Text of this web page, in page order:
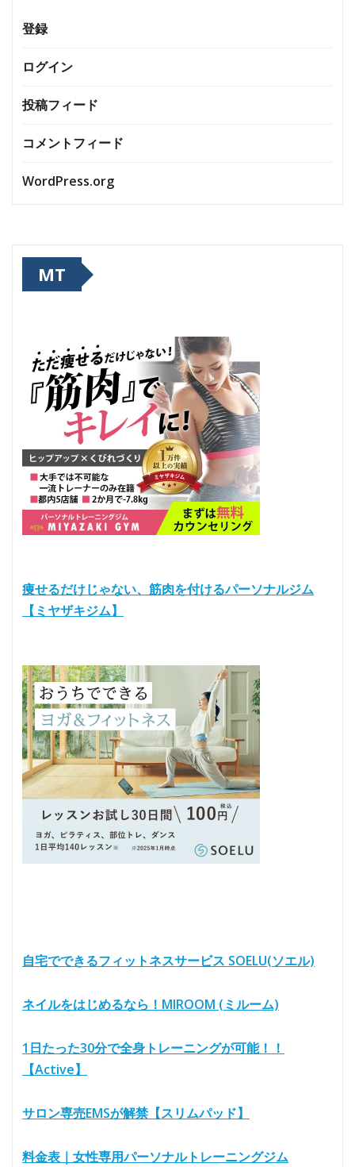
登録
ログイン
投稿フィード
コメントフィード
WordPress.org
MT
痩せるだけじゃない、筋肉を付けるパーソナルジム
【ミヤザキジム】
自宅でできるフィットネスサービス SOELU(ソエル)
ネイルをはじめるなら！MIROOM (ミルーム)
1日たった30分で全身トレーニングが可能！！
【Active】
サロン専売EMSが解禁【スリムパッド】
料金表｜女性専用パーソナルトレーニングジム